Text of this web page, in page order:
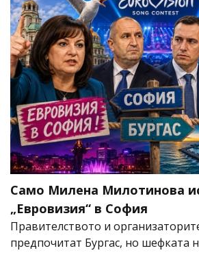
Само Милена Милотинова
„Евровизия“ в София
Правителството и
предпочитат Бургас, но шефката